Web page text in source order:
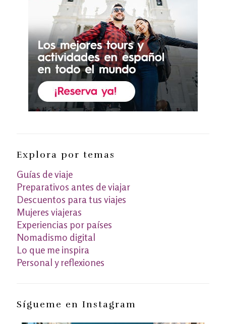
Explora por temas
Guías de viaje
Preparativos antes de viajar
Descuentos para tus viajes
Mujeres viajeras
Experiencias por países
Nomadismo digital
Lo que me inspira
Personal y reflexiones
Sígueme en Instagram